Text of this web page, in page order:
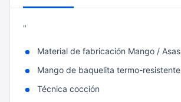
"
Material de fabricación Mango / Asas
Mango de baquelita termo-resistente
Técnica cocción